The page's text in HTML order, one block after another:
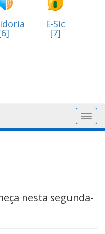
E-Sic
[7]
nesta segunda-